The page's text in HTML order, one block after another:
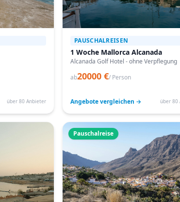
über 80 Anbieter
PAUSCHALREISEN
1 Woche Mallorca Alcanada
Alcanada Golf Hotel - ohne Verpflegung
ab20000 €/ Person
Angebote vergleichen → über 80
Pauschalreise